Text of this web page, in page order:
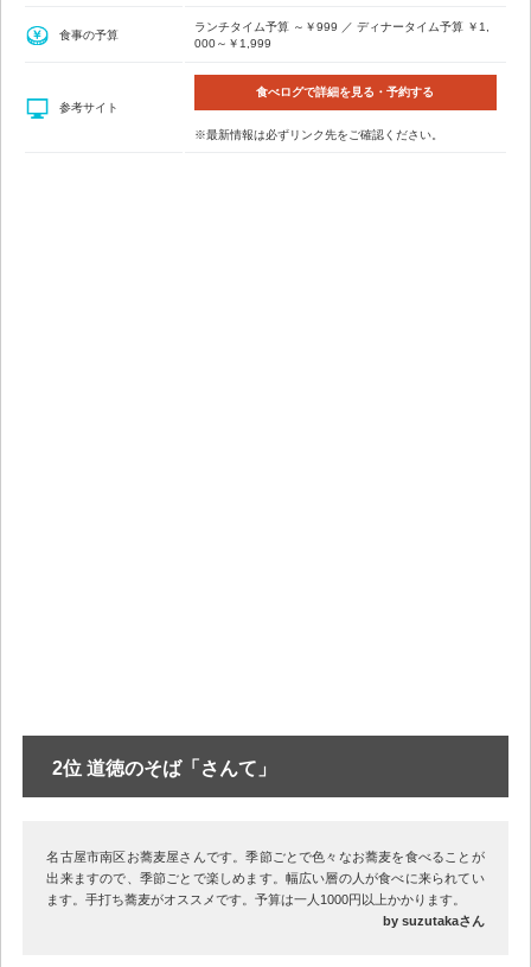
食事の予算
ランチタイム予算 ～￥999 ／ ディナータイム予算 ￥1,
000～￥1,999
参考サイト
食べログで詳細を見る・予約する
※最新情報は必ずリンク先をご確認ください。
2位 道徳のそば「さんて」
名古屋市南区お蕎麦屋さんです。季節ごとで色々なお蕎麦を食べることが
出来ますので、季節ごとで楽しめます。幅広い層の人が食べに来られてい
ます。手打ち蕎麦がオススメです。予算は一人1000円以上かかります。
by suzutakaさん